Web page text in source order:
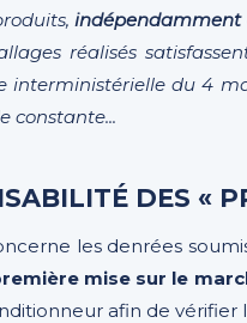
indépendamment
réalisés
interministérielle du 4
constante...
DES «
les denrées
mise sur le
afin de vérifier